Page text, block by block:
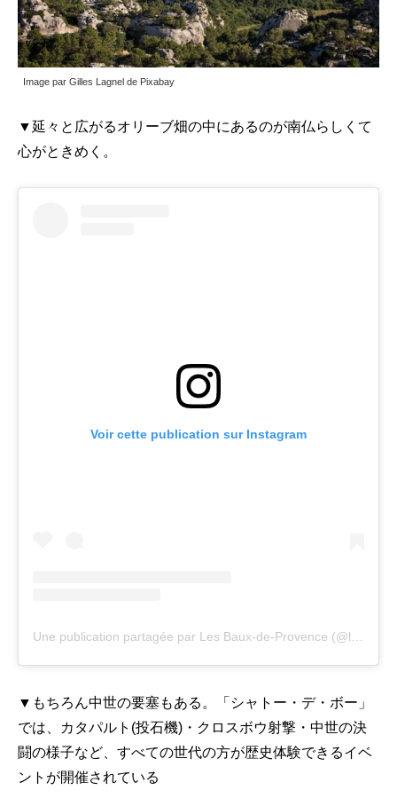
Image par Gilles Lagnel de Pixabay
▼延々と広がるオリーブ畑の中にあるのが南仏らしくて
心がときめく。
Voir cette publication sur Instagram
Une publication partagée par Les Baux-de-Provence (@lesbauxtourisme)
▼もちろん中世の要塞もある。「シャトー・デ・ボー」
では、カタパルト(投石機)・クロスボウ射撃・中世の決
闘の様子など、すべての世代の方が歴史体験できるイベ
ントが開催されている